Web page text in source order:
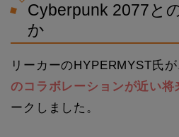
Cyberpunk 2077と
か
リーカーのHYPERMYST氏が
のコラボレーションが近い将
ークしました。